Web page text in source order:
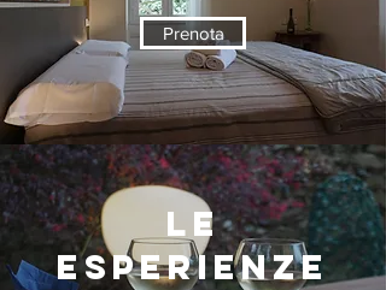
Prenota
LE
ESPERIENZE